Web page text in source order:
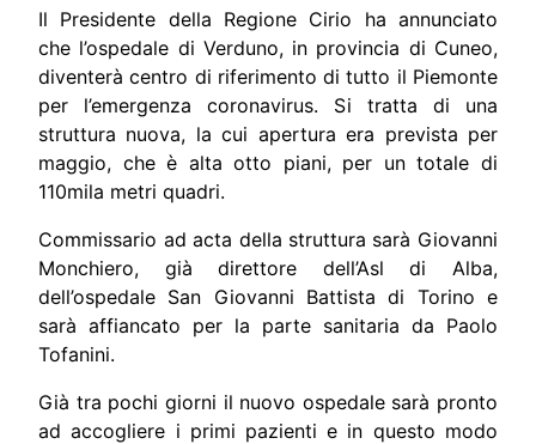
Il Presidente della Regione Cirio ha annunciato
che l’ospedale di Verduno, in provincia di Cuneo,
diventerà centro di riferimento di tutto il Piemonte
per l’emergenza coronavirus. Si tratta di una
struttura nuova, la cui apertura era prevista per
maggio, che è alta otto piani, per un totale di
110mila metri quadri.
Commissario ad acta della struttura sarà Giovanni
Monchiero, già direttore dell’Asl di Alba,
dell’ospedale San Giovanni Battista di Torino e
sarà affiancato per la parte sanitaria da Paolo
Tofanini.
Già tra pochi giorni il nuovo ospedale sarà pronto
ad accogliere i primi pazienti e in questo modo